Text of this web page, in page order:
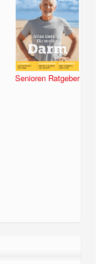
Senioren Ratgeber